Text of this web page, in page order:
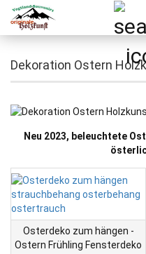
Dekoration Ostern
Neu 2023, beleuchtete
Osterdeko zum hängen -
Ostern Frühling Fensterdeko